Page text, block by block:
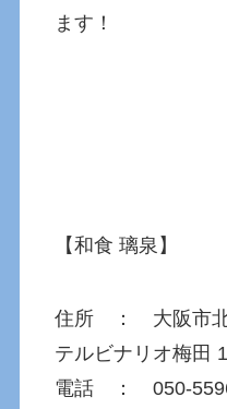
ます！
【和食 璃泉】
住所 ： 大阪市
テルビナリオ梅
電話 ： 050-